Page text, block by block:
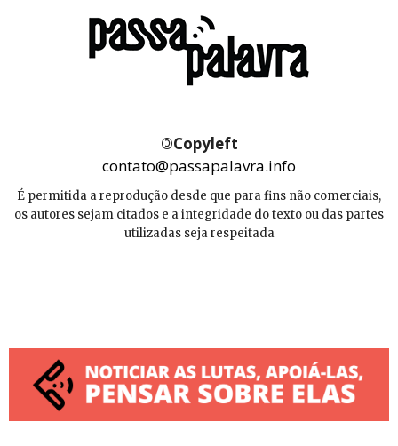
©Copyleft
contato@passapalavra.info
É permitida a reprodução desde que para fins não comerciais,
os autores sejam citados e a integridade do texto ou das partes
utilizadas seja respeitada